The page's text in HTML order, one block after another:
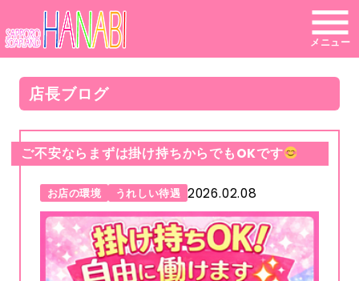
メニュー
店長ブログ
ご不安ならまずは掛け持ちからでもOKです
お店の環境 うれしい待遇 2026.02.08